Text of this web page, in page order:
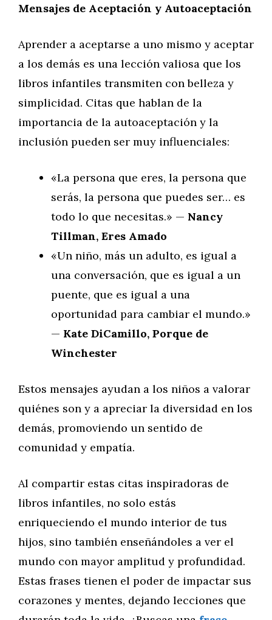
Mensajes de Aceptación y Autoaceptación
Aprender a aceptarse a uno mismo y aceptar
a los demás es una lección valiosa que los
libros infantiles transmiten con belleza y
simplicidad. Citas que hablan de la
importancia de la autoaceptación y la
inclusión pueden ser muy influenciales:
«La persona que eres, la persona que
serás, la persona que puedes ser… es
todo lo que necesitas.» — Nancy
Tillman, Eres Amado
«Un niño, más un adulto, es igual a
una conversación, que es igual a un
puente, que es igual a una
oportunidad para cambiar el mundo.»
— Kate DiCamillo, Porque de
Winchester
Estos mensajes ayudan a los niños a valorar
quiénes son y a apreciar la diversidad en los
demás, promoviendo un sentido de
comunidad y empatía.
Al compartir estas citas inspiradoras de
libros infantiles, no solo estás
enriqueciendo el mundo interior de tus
hijos, sino también enseñándoles a ver el
mundo con mayor amplitud y profundidad.
Estas frases tienen el poder de impactar sus
corazones y mentes, dejando lecciones que